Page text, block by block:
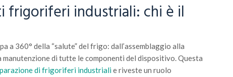
frigoriferi industriali: chi è il
a 360° della “salute” del frigo: dall’assemblaggio alla
manutenzione di tutte le componenti del dispositivo. Questa
di frigoriferi industrialie riveste un ruolo